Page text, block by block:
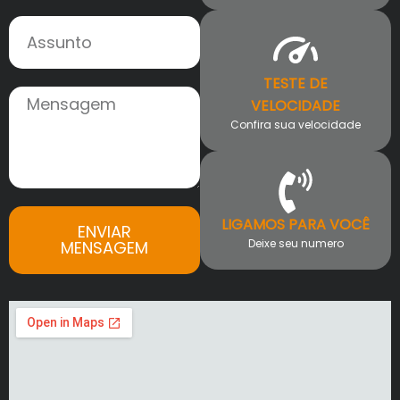
ENVIAR
MENSAGEM
TESTE DE
VELOCIDADE
Confira sua velocidade
LIGAMOS PARA VOCÊ
Deixe seu numero